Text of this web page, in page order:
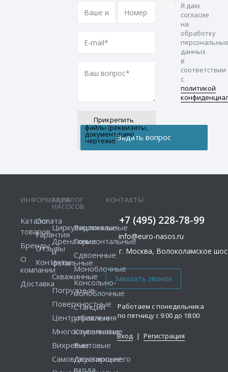
Прикрепить
файлы (реквизиты,
документацию,
чертежи)
Я даю
согласие
на
обработку
персональных
данных
в
соответствии
с
политикой
КОНТАКТЫ
+7 (495) 228-78-99
info@euro-nasos.ru
г. Москва, Волоколамское
Работаем с понедельника
по пятницу с 9:00 до 18:00
Вход | Регистрация
ИНФОРМАЦИЯ
Каталог
товаров
Бренды
О
компании
Доставка
Оплата
Гарантия
Отзывы
Контакты
КАТАЛОГ
НАСОСОВ
Циркуляционные
Дренажные
и
фекальные
Скважинные
Погружные
Поверхностные
Центробежные
Многоступенчатые
Вихревые
Самовсасывающие
Вертикальные
Горизонтальные
Сдвоенные
Моноблочные
Консольно-
моноблочные
Станции
управления
Консольные
Винтовые
Двустороннего
входа